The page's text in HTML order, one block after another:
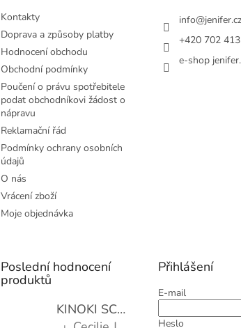
Kontakty
Doprava a způsoby platby
Hodnocení obchodu
Obchodní podmínky
Poučení o právu spotřebitele
podat obchodníkovi žádost o
nápravu
Reklamační řád
Podmínky ochrany osobních
údajů
O nás
Vrácení zboží
Moje objednávka
info@jenifer.cz
+420 702
e-shop
Poslední hodnocení
produktů
KINOKI SC1006 Detoxikační náplasti, 1 balení - 10 ks
Přihlášení
E-mail
Heslo